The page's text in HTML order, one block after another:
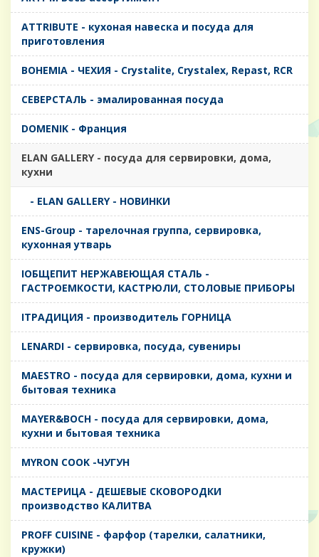
ATTRIBUTE - кухоная навеска и посуда для
приготовления
BOHEMIA - ЧЕХИЯ - Crystalite, Crystalex, Repast, RCR
CЕВЕРСТАЛЬ - эмалированная посуда
DOMENIK - Франция
ELAN GALLERY - посуда для сервировки, дома,
кухни
- ELAN GALLERY - НОВИНКИ
ENS-Group - тарелочная группа, сервировка,
кухонная утварь
IОБЩЕПИТ НЕРЖАВЕЮЩАЯ СТАЛЬ -
ГАСТРОЕМКОСТИ, КАСТРЮЛИ, СТОЛОВЫЕ ПРИБОРЫ
IТРАДИЦИЯ - производитель ГОРНИЦА
LENARDI - сервировка, посуда, сувениры
MAESTRO - посуда для сервировки, дома, кухни и
бытовая техника
MAYER&BOCH - посуда для сервировки, дома,
кухни и бытовая техника
MYRON COOK -ЧУГУН
MАСТЕРИЦА - ДЕШЕВЫЕ СКОВОРОДКИ
производство КАЛИТВА
PROFF CUISINE - фарфор (тарелки, салатники,
кружки)